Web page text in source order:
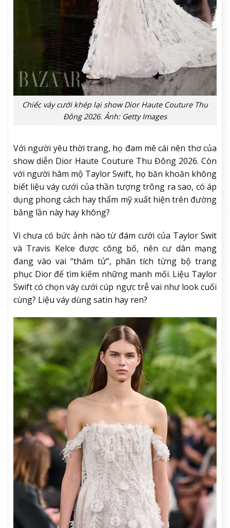
Chiếc váy cưới khép lại show Dior Haute Couture Thu
Đông 2026. Ảnh: Getty Images
Với người yêu thời trang, họ đam mê cái nên thơ của
show diễn Dior Haute Couture Thu Đông 2026. Còn
với người hâm mộ Taylor Swift, họ băn khoăn không
biết liệu váy cưới của thần tượng trông ra sao, có áp
dụng phong cách hay thẩm mỹ xuất hiện trên đường
băng lần này hay không?
Vì chưa có bức ảnh nào từ đám cưới của Taylor Swit
và Travis Kelce được công bố, nên cư dân mạng
đang vào vai “thám tử”, phân tích từng bộ trang
phục Dior để tìm kiếm những manh mối. Liệu Taylor
Swift có chọn váy cưới cúp ngực trễ vai như look cuối
cùng? Liệu váy dùng satin hay ren?